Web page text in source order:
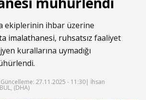
ekiplerinin ihbar üzerine
imalathanesi, ruhsatsız faaliyet
kurallarına uymadığı
Güncelleme: 27.11.2025 - 11:30| İhsan
(DHA)